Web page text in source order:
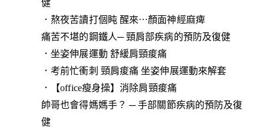
健
．熬夜苦讀打個盹 醒來⋯顏面神經麻痺
痛苦不堪的鋼鐵人─ 頸肩部疾病的預防及復健
．坐姿伸展運動 舒緩肩頸痠痛
．考前忙衝刺 頸肩痠痛 坐姿伸展運動來解套
．【office瘦身操】消除肩頸痠痛
帥哥也會得媽媽手？ ─ 手部關節疾病的預防及復
健